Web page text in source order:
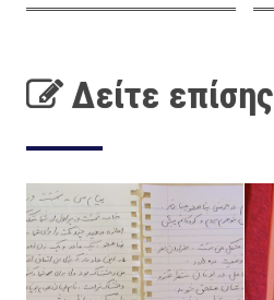
Δείτε επίσης